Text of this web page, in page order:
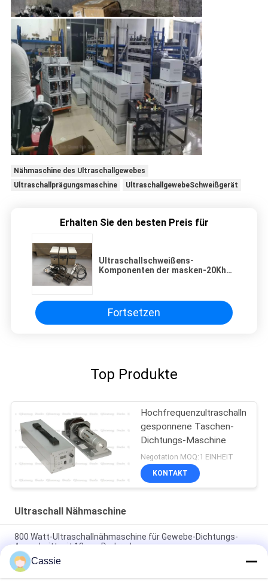
Nähmaschine des Ultraschallgewebes
Ultraschallprägungsmaschine
UltraschallgewebeSchweißgerät
Erhalten Sie den besten Preis für
Ultraschallschweißens-
Komponenten der masken-20Khz
Fortsetzen
Top Produkte
Hochfrequenzultraschallnicht
gesponnene Taschen-
Dichtungs-Maschine
Negotation MOQ:1 EINHEIT
KONTAKT
Ultraschall Nähmaschine
800 Watt-Ultraschallnähmaschine für Gewebe-Dichtungs-
Ausschnitt mit 12mm Drehrad
Hochfrequenz-Ultraschallschweißens-System 20Khz 2500w
nahtlos
Cassie